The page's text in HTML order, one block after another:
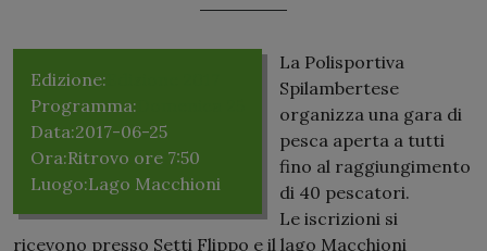
Edizione:
Programma:
Data:2017-06-25
Ora:Ritrovo ore 7:50
Luogo:Lago Macchioni
La Polisportiva
Spilambertese
organizza una gara di
pesca aperta a tutti
fino al raggiungimento
di 40 pescatori.
Le iscrizioni si
ricevono presso Setti Flippo e il lago Macchioni